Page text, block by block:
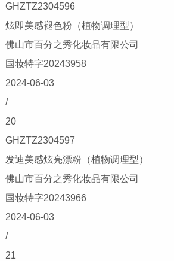
GHZTZ2304596
炫即美感褪色粉（植物调理型）
佛山市百分之秀化妆品有限公司
国妆特字20243958
2024-06-03
/
20
GHZTZ2304597
发迪美感炫亮漂粉（植物调理型）
佛山市百分之秀化妆品有限公司
国妆特字20243966
2024-06-03
/
21